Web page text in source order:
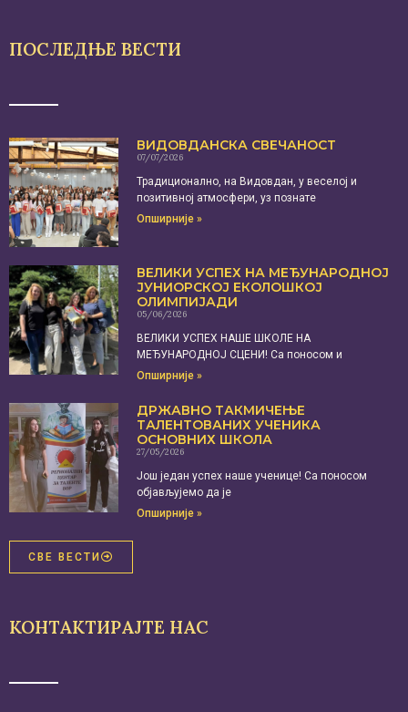
ПОСЛЕДЊЕ ВЕСТИ
ВИДОВДАНСКА СВЕЧАНОСТ
07/07/2026
Традиционално, на Видовдан, у веселој и
позитивној атмосфери, уз познате
Опширније »
ВЕЛИКИ УСПЕХ НА МЕЂУНАРОДНОЈ
ЈУНИОРСКОЈ ЕКОЛОШКОЈ
ОЛИМПИЈАДИ
05/06/2026
ВЕЛИКИ УСПЕХ НАШЕ ШКОЛЕ НА
МЕЂУНАРОДНОЈ СЦЕНИ! Са поносом и
Опширније »
ДРЖАВНО ТАКМИЧЕЊЕ
ТАЛЕНТОВАНИХ УЧЕНИКА
ОСНОВНИХ ШКОЛА
27/05/2026
Још један успех наше ученице! Са поносом
објављујемо да је
Опширније »
СВЕ ВЕСТИ
КОНТАКТИРАЈТЕ НАС